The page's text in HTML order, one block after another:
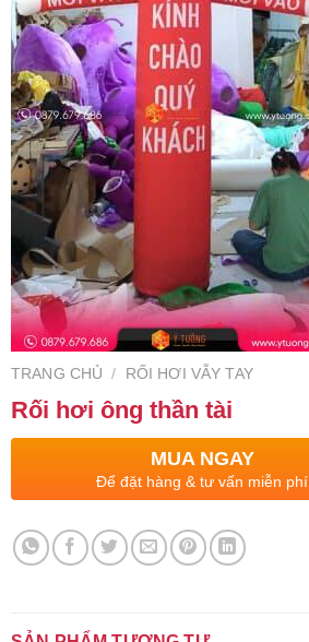
TRANG CHỦ / RỐI HƠI VẪY TAY
Rối hơi ông thần tài
MUA NGAY
Để đặt hàng & tư vấn miễn phí